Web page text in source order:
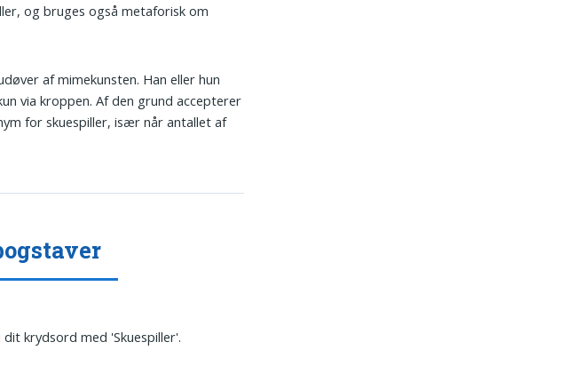
og bruges også metaforisk om
af mimekunsten. Han eller hun
via kroppen. Af den grund accepterer
for skuespiller, især når antallet af
krydsord med 'Skuespiller'.